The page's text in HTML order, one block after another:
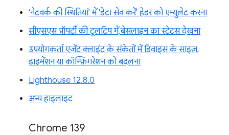
'नेटवर्क की स्थितियां' में 'डेटा सेव करें' हेडर को एम्युलेट करना
सीएसएस प्रॉपर्टी की टूलटिप में, बेसलाइन का स्टेटस देखना
उपयोगकर्ता एजेंट क्लाइंट के संकेतों में डिवाइस के साइज़,
डाइमेंशन या कॉन्फ़िगरेशन को बदलना
Lighthouse 12.8.0
अन्य हाइलाइट
Chrome 139